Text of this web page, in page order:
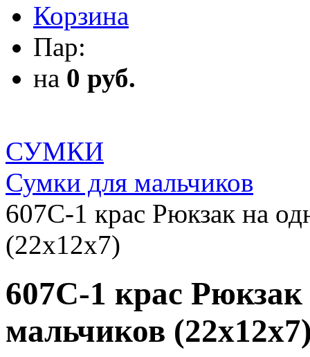
Корзина
Пар:
на 0 руб.
СУМКИ
Сумки для мальчиков
607C-1 крас Рюкзак на
(22x12x7)
607C-1 крас
мальчиков